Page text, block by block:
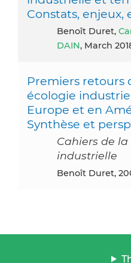
Constats,
Benoît Duret,
DAIN, March
Premiers retours
écologie
Europe et en
Synthèse et
Cahiers de la
industrielle
Benoît Duret,